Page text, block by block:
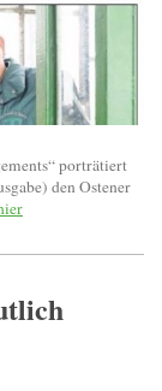
porträtiert
den Ostener